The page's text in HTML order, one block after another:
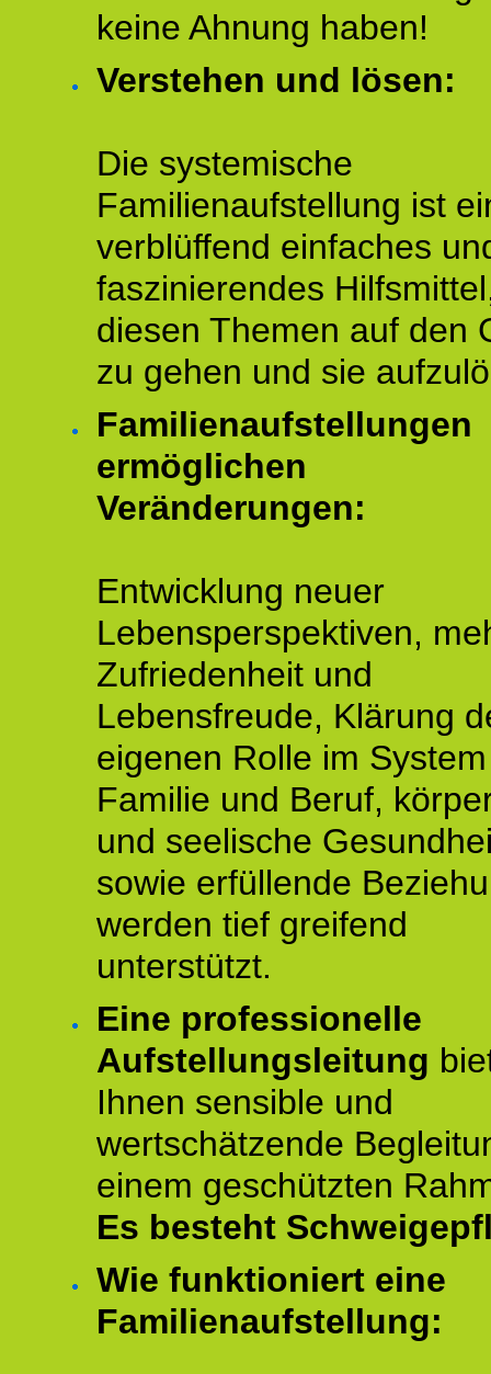
keine Ahnung haben!
Verstehen und lösen:
Die systemische
Familienaufstellung ist
verblüffend einfaches
faszinierendes
diesen Themen auf den
zu gehen und sie
Familienaufstellungen
ermöglichen
Veränderungen:
Entwicklung neuer
Lebensperspektiven,
Zufriedenheit und
Lebensfreude, Klärung
eigenen Rolle im
Familie und Beruf,
und seelische
sowie erfüllende
werden tief greifend
unterstützt.
Eine professionelle
Aufstellungsleitung
Ihnen sensible und
wertschätzende
einem geschützten
Es besteht
Wie funktioniert eine
Familienaufstellung: